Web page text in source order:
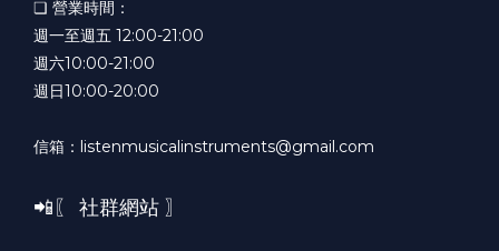
❏ 營業時間：
週一至週五 12:00-21:00
週六10:00-21:00
週日10:00-20:00
信箱：listenmusicalinstruments@gmail.com
📲〖 社群網站 〗